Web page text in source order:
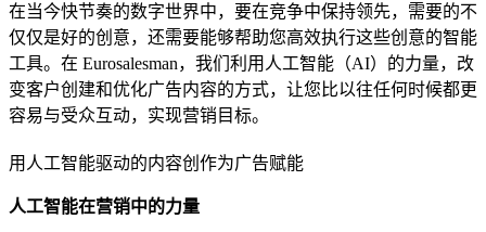
在当今快节奏的数字世界中，要在竞争中保持领先，需要的不
仅仅是好的创意，还需要能够帮助您高效执行这些创意的智能
工具。在 Eurosalesman，我们利用人工智能（AI）的力量，改
变客户创建和优化广告内容的方式，让您比以往任何时候都更
容易与受众互动，实现营销目标。
用人工智能驱动的内容创作为广告赋能
人工智能在营销中的力量